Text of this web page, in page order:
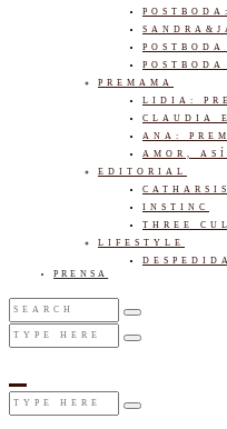
PREMAMA
LIDIA:
CLAUDIA
ANA:
AMOR,
EDITORIAL
INSTINC
THREE
LIFESTYLE
PRENSA